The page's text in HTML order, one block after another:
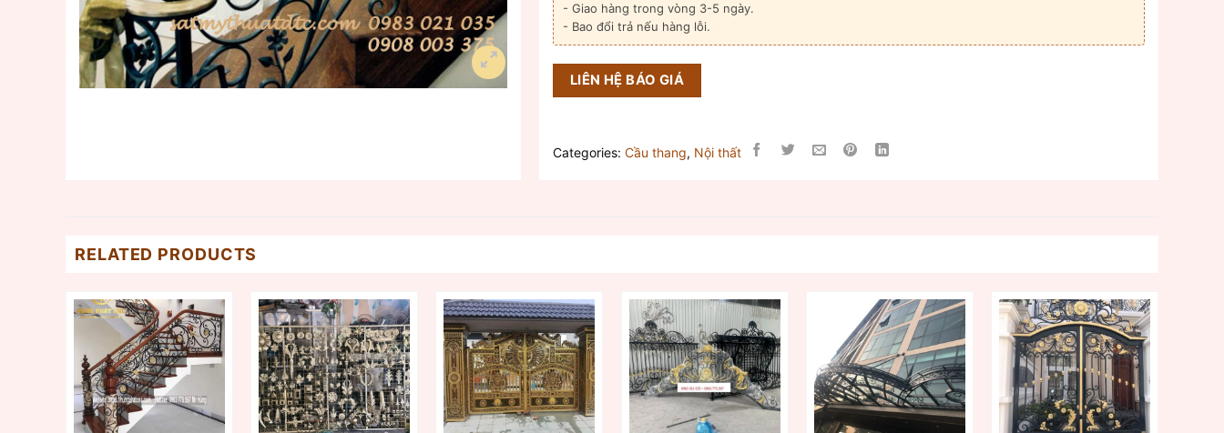
- Giao hàng trong vòng 3-5 ngày.
- Bao đổi trả nếu hàng lỗi.
LIÊN HỆ BÁO GIÁ
Categories: Cầu thang, Nội thất
RELATED PRODUCTS